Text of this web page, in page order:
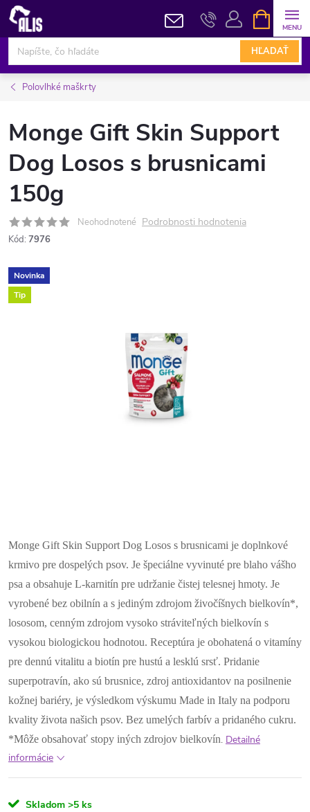
Prejsť
obsah
HĽADAŤ
KOŠÍK
Polovlhké maškrty
Monge Gift Skin Support
Dog Losos s brusnicami
150g
Neohodnotené Podrobnosti hodnotenia
Kód: 7976
Novinka
Tip
Monge Gift Skin Support Dog Losos s brusnicami je doplnkové
krmivo pre dospelých psov. Je špeciálne vyvinuté pre blaho vášho
psa a obsahuje L-karnitín pre udržanie čistej telesnej hmoty. Je
vyrobené bez obilnín a s jediným zdrojom živočíšnych bielkovín*,
lososom, cenným zdrojom vysoko stráviteľných bielkovín s
vysokou biologickou hodnotou. Receptúra ​​je obohatená o vitamíny
pre dennú vitalitu a biotín pre hustú a lesklú srsť. Pridanie
superpotravín, ako sú brusnice, zdroj antioxidantov na posilnenie
kožnej bariéry, je výsledkom výskumu Made in Italy na podporu
kvality života našich psov. Bez umelých farbív a pridaného cukru.
*Môže obsahovať stopy iných zdrojov bielkovín. Detailné
informácie
Skladom >5 ks